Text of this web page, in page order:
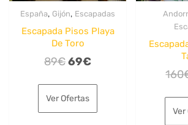
España, Gijón, Escapadas
Escapada Pisos Playa
De Toro
89€El
original
era:
69€El
es:
Ver Ofertas
160
Ver